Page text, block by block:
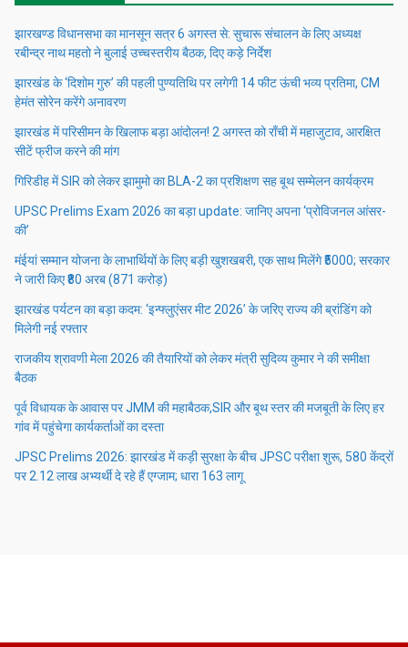
झारखण्ड विधानसभा का मानसून सत्र 6 अगस्त से: सुचारू संचालन के लिए अध्यक्ष
रबीन्द्र नाथ महतो ने बुलाई उच्चस्तरीय बैठक, दिए कड़े निर्देश
झारखंड के ‘दिशोम गुरु’ की पहली पुण्यतिथि पर लगेगी 14 फीट ऊंची भव्य प्रतिमा, CM
हेमंत सोरेन करेंगे अनावरण
झारखंड में परिसीमन के खिलाफ बड़ा आंदोलन! 2 अगस्त को राँची में महाजुटाव, आरक्षित
सीटें फ्रीज करने की मांग
गिरिडीह में SIR को लेकर झामुमो का BLA-2 का प्रशिक्षण सह बूथ सम्मेलन कार्यक्रम
UPSC Prelims Exam 2026 का बड़ा update: जानिए अपना ‘प्रोविजनल आंसर-
की’
मंईयां सम्मान योजना के लाभार्थियों के लिए बड़ी खुशखबरी, एक साथ मिलेंगे ₹5000; सरकार
ने जारी किए ₹80 अरब (871 करोड़)
झारखंड पर्यटन का बड़ा कदम: ‘इन्फ्लुएंसर मीट 2026’ के जरिए राज्य की ब्रांडिंग को
मिलेगी नई रफ्तार
राजकीय श्रावणी मेला 2026 की तैयारियों को लेकर मंत्री सुदिव्य कुमार ने की समीक्षा
बैठक
पूर्व विधायक के आवास पर JMM की महाबैठक,SIR और बूथ स्तर की मजबूती के लिए हर
गांव में पहुंचेगा कार्यकर्ताओं का दस्ता
JPSC Prelims 2026: झारखंड में कड़ी सुरक्षा के बीच JPSC परीक्षा शुरू, 580 केंद्रों
पर 2.12 लाख अभ्यर्थी दे रहे हैं एग्जाम; धारा 163 लागू